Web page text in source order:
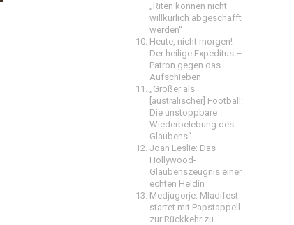
„Riten können nicht
willkürlich abgeschafft
werden“
Heute, nicht morgen!
Der heilige Expeditus –
Patron gegen das
Aufschieben
„Größer als
[australischer] Football:
Die unstoppbare
Wiederbelebung des
Glaubens“
Joan Leslie: Das
Hollywood-
Glaubenszeugnis einer
echten Heldin
Medjugorje: Mladifest
startet mit Papstappell
zur Rückkehr zu